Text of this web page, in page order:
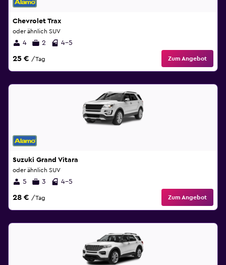
Chevrolet Trax
oder ähnlich SUV
4 2 4-5
25 € /Tag Zum Angebot
Suzuki Grand Vitara
oder ähnlich SUV
5 3 4-5
28 € /Tag Zum Angebot